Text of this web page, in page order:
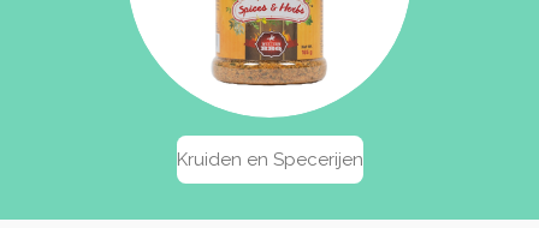
Kruiden en Specerijen